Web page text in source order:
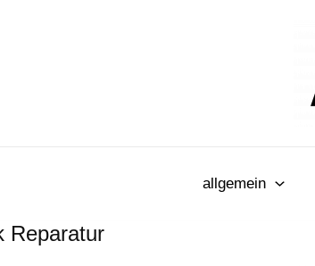
allgemein
Reparatur